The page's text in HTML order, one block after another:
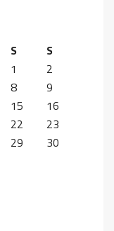
S
S
1
2
8
9
15
16
22
23
29
30